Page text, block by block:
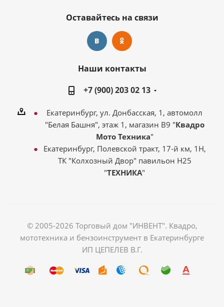
Оставайтесь на связи
Наши контакты
+7 (900) 203 02 13
Екатеринбург, ул. Донбасская, 1, автомолл
"Белая Башня", этаж 1, магазин В9 "Квадро
Мото Техника"
Екатеринбург, Полевской тракт, 17-й км, 1Н,
ТК "Колхозный Двор" павильон Н25
"ТЕХНИКА"
© 2005-2026 Торговый дом "ИНВЕНТ". Квадро,
мототехника и бензоинструмент в Екатеринбурге
ИП ЦЕПЕЛЕВ В.Г.